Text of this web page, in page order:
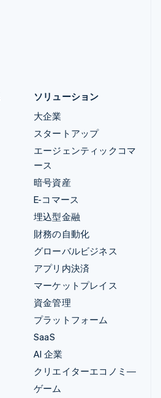
ソリューション
大企業
スタートアップ
エージェンティックコマ
ース
暗号資産
E-コマース
埋込型金融
財務の自動化
グローバルビジネス
アプリ内決済
マーケットプレイス
資金管理
プラットフォーム
SaaS
AI 企業
クリエイターエコノミ―
ゲーム